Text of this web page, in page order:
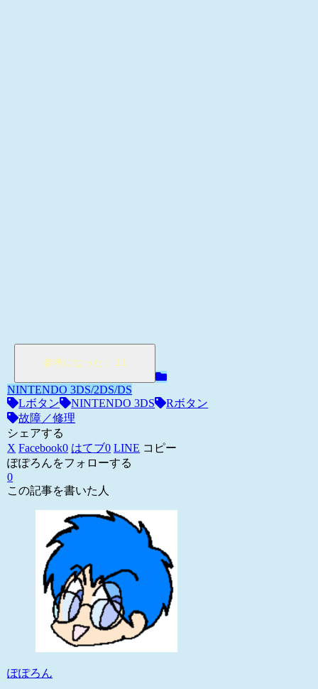
NINTENDO 3DS/2DS/DS
Lボタン
NINTENDO 3DS
Rボタン
故障／修理
シェアする
X Facebook0 はてブ0 LINE コピー
ぽぽろんをフォローする
0
この記事を書いた人
ぽぽろん